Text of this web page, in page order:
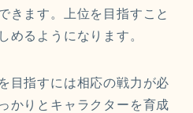
きます。上位を目指すこと
めるようになります。
目指すには相応の戦力が必
かりとキャラクターを育成